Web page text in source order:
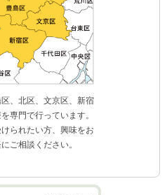
、北区、文京区、新宿
専門で行っています。
られたい方、興味をお
ご相談ください。